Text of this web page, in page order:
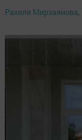
Рахиля Мирзаянова,